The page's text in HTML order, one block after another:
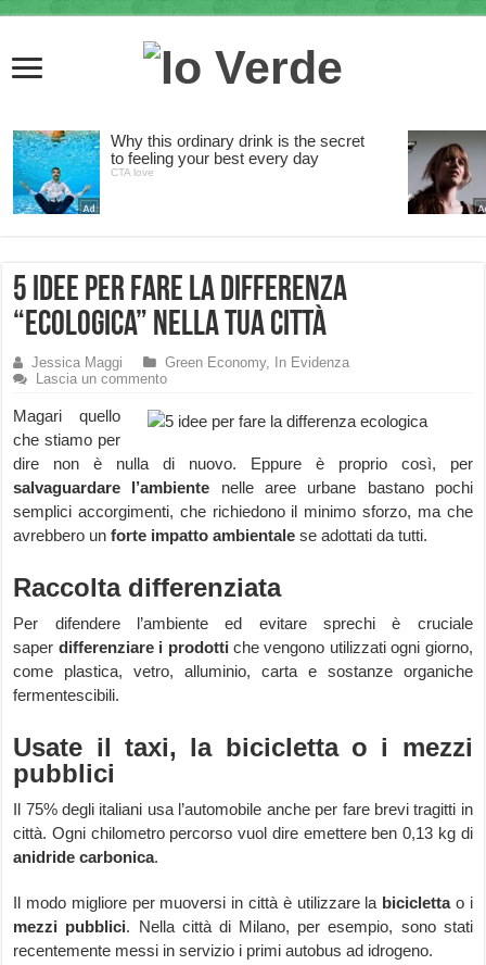
5 idee per fare la differenza
“ecologica” nella tua città
Jessica Maggi Green Economy,
In Evidenza
Lascia un commento
Magari quello
che stiamo per
dire non è nulla di nuovo. Eppure è proprio così, per
salvaguardare l’ambiente nelle aree urbane bastano pochi
semplici accorgimenti, che richiedono il minimo sforzo, ma che
avrebbero unforte impatto ambientale se adottati da tutti.
Raccolta differenziata
Per difendere l’ambiente ed evitare sprechi è cruciale
saper differenziare i prodotti che vengono utilizzati ogni giorno,
come plastica, vetro, alluminio, carta e sostanze organiche
fermentescibili.
Usate il taxi, la bicicletta o i mezzi
pubblici
Il 75% degli italiani usa l’automobile anche per fare brevi tragitti in
città. Ogni chilometro percorso vuol dire emettere ben 0,13 kg di
anidride carbonica.
Il modo migliore per muoversi in città è utilizzare la bicicletta o i
mezzi pubblici. Nella città di Milano, per esempio, sono stati
recentemente messi in servizio i primi autobus ad idrogeno.